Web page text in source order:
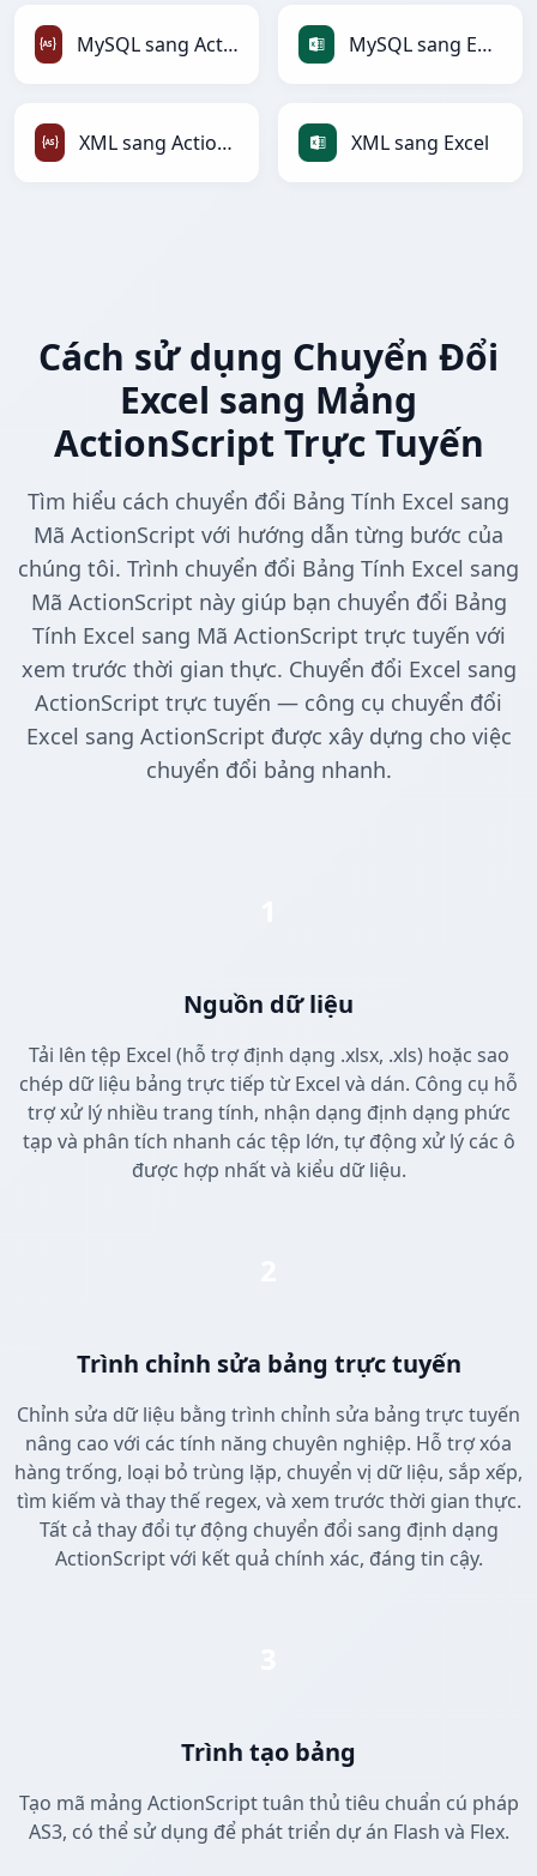
MySQL sang ActionScript MySQL sang Excel
XML sang ActionScript XML sang Excel
Cách sử dụng Chuyển Đổi
Excel sang Mảng
ActionScript Trực Tuyến
Tìm hiểu cách chuyển đổi Bảng Tính Excel sang
Mã ActionScript với hướng dẫn từng bước của
chúng tôi. Trình chuyển đổi Bảng Tính Excel sang
Mã ActionScript này giúp bạn chuyển đổi Bảng
Tính Excel sang Mã ActionScript trực tuyến với
xem trước thời gian thực. Chuyển đổi Excel sang
ActionScript trực tuyến — công cụ chuyển đổi
Excel sang ActionScript được xây dựng cho việc
chuyển đổi bảng nhanh.
Nguồn dữ liệu
Tải lên tệp Excel (hỗ trợ định dạng .xlsx, .xls) hoặc sao
chép dữ liệu bảng trực tiếp từ Excel và dán. Công cụ hỗ
trợ xử lý nhiều trang tính, nhận dạng định dạng phức
tạp và phân tích nhanh các tệp lớn, tự động xử lý các ô
được hợp nhất và kiểu dữ liệu.
Trình chỉnh sửa bảng trực tuyến
Chỉnh sửa dữ liệu bằng trình chỉnh sửa bảng trực tuyến
nâng cao với các tính năng chuyên nghiệp. Hỗ trợ xóa
hàng trống, loại bỏ trùng lặp, chuyển vị dữ liệu, sắp xếp,
tìm kiếm và thay thế regex, và xem trước thời gian thực.
Tất cả thay đổi tự động chuyển đổi sang định dạng
ActionScript với kết quả chính xác, đáng tin cậy.
Trình tạo bảng
Tạo mã mảng ActionScript tuân thủ tiêu chuẩn cú pháp
AS3, có thể sử dụng để phát triển dự án Flash và Flex.